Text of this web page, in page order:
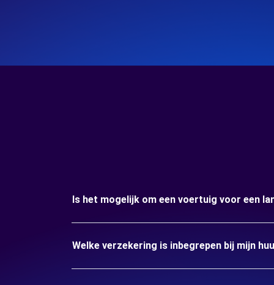
Is het mogelijk om een voertuig voor een
Welke verzekering is inbegrepen bij mijn